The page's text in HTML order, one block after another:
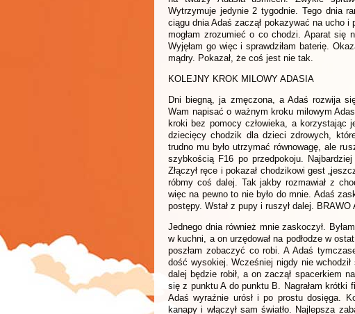
Wytrzymuje jedynie 2 tygodnie. Tego dnia
ciągu dnia Adaś zaczął pokazywać na ucho i
mogłam zrozumieć o co chodzi. Aparat się
Wyjęłam go więc i sprawdziłam baterię.
mądry. Pokazał, że coś jest nie tak.
KOLEJNY KROK MILOWY ADASIA
Dni biegną, ja zmęczona, a Adaś rozwija
Wam napisać o ważnym kroku milowym
kroki bez pomocy człowieka, a korzystając
dziecięcy chodzik dla dzieci zdrowych,
trudno mu było utrzymać równowagę, ale
szybkością F16 po przedpokoju.
Złączył ręce i pokazał chodzikowi gest
róbmy coś dalej. Tak jakby rozmawiał z
więc na pewno to nie było do mnie. Adaś
postępy. Wstał z pupy i ruszył dalej.
Jednego dnia również mnie zaskoczył.
w kuchni, a on urzędował na podłodze w
poszłam zobaczyć co robi. A Adaś
dość wysokiej. Wcześniej nigdy nie
dalej będzie robił, a on zaczął spacerkiem
się z punktu A do punktu B. Nagrałam krótki
Adaś wyraźnie urósł i po prostu dosięga.
kanapy i włączył sam światło. Najlepsza